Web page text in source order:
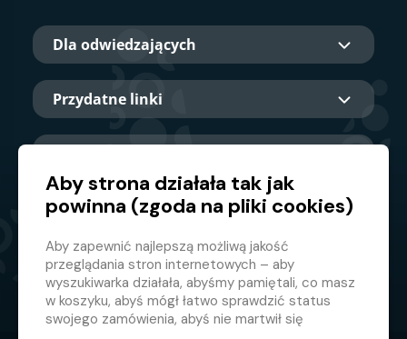
Dla odwiedzających
Przydatne linki
Główny partner
Aby strona działała tak jak
powinna (zgoda na pliki cookies)
Aby zapewnić najlepszą możliwą jakość
przeglądania stron internetowych – aby
wyszukiwarka działała, abyśmy pamiętali, co masz
w koszyku, abyś mógł łatwo sprawdzić status
swojego zamówienia, abyś nie martwił się